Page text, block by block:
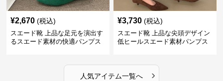
¥2,670 (税込)
スエード靴 上品な足元を演出す
るスエード素材の快適パンプス
¥3,730 (税込)
スエード靴 上品な尖頭デザイン
低ヒールスエード素材パンプス
人気アイテム一覧へ ›